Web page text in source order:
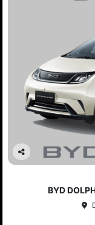
Co
BYD